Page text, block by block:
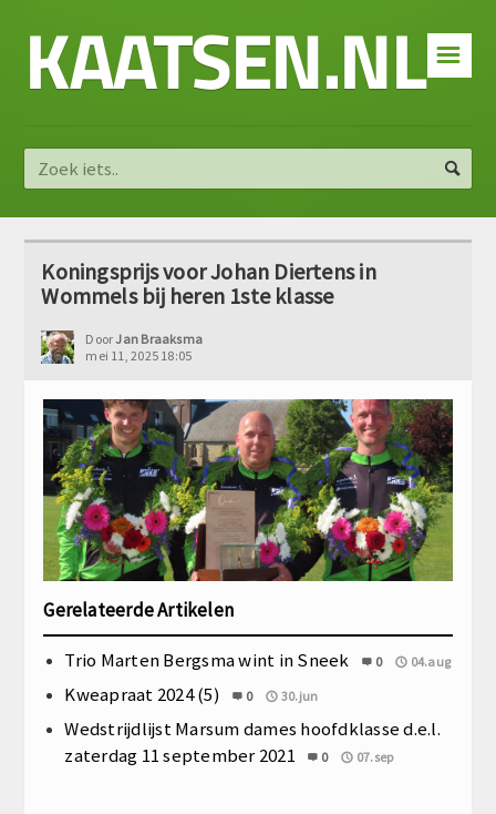
☰
KAATSEN.NL
Koningsprijs voor Johan Diertens in
Wommels bij heren 1ste klasse
DoorJan Braaksma
mei 11, 2025 18:05
Gerelateerde Artikelen
Trio Marten Bergsma wint in Sneek 0 04.aug
Kweapraat 2024 (5) 0 30.jun
Wedstrijdlijst Marsum dames hoofdklasse d.e.l.
zaterdag 11 september 2021
0 07.sep